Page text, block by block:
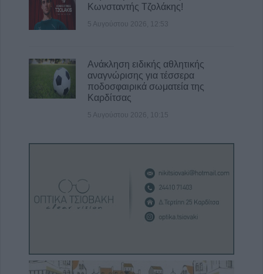
Κωνσταντής Τζολάκης!
5 Αυγούστου 2026, 12:53
Ανάκληση ειδικής αθλητικής
αναγνώρισης για τέσσερα
ποδοσφαιρικά σωματεία της
Καρδίτσας
5 Αυγούστου 2026, 10:15